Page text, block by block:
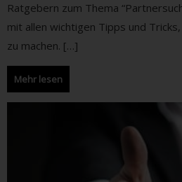
Ratgebern zum Thema
mit allen wichtigen Tipps und
zu machen. […]
Mehr lesen